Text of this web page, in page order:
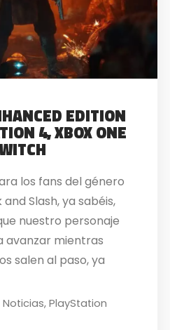
EDITION
4, XBOX ONE
los fans del género
Slash, ya sabéis,
nuestro personaje
avanzar mientras
salen al paso, ya
para repartir justicia
4, Xbox One y
Enhanced
Noticias,PlayStation